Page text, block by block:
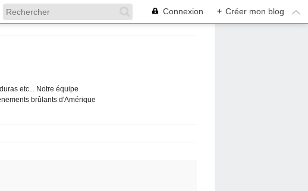
Connexion + Créer mon blog
etc... Notre équipe
brûlants d'Amérique